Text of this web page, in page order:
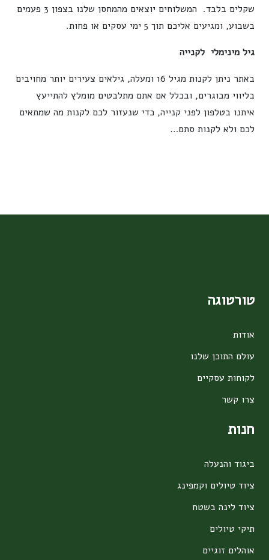
שקלים בלבד. המשלוחים יוצאים מהמחסן שלנו בצפון 3 פעמים
בשבוע, ומגיעים אליכם תוך 5 ימי עסקים או פחות.
גיל מינימלי לקנייה
באתר ניתן לקנות מגיל 16 ומעלה, גילאים צעירים יותר מחויבים
בליווי מבוגרים, ובכלל אם אתם מתלבטים מומלץ להתייעץ
איתנו בטלפון לפני קנייה, כדי שנעזור לכם לקנות מה שמתאים
לכם ולא לקנות סתם…
טורטוגה
אודות
עולם התוכן שלנו
לקוחות עסקיים
צרו קשר
חנות
ביגוד והנעלה
ציוד טיולים וקמפינג
ציוד לינה בשטח
תיקי טיולים
אוהלים זוגיים